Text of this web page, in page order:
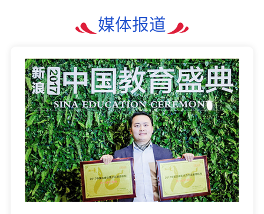
媒体报道